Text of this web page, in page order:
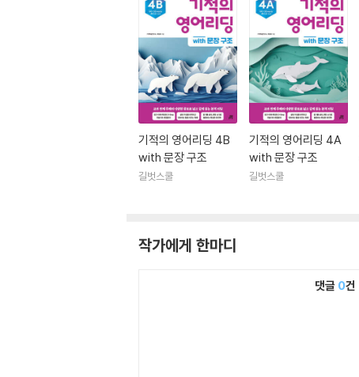
기적의 영어리딩 4B
with 문장 구조
길벗스쿨
기적의 영어리딩 4A
with 문장 구조
길벗스쿨
작가에게 한마디
댓글 0건